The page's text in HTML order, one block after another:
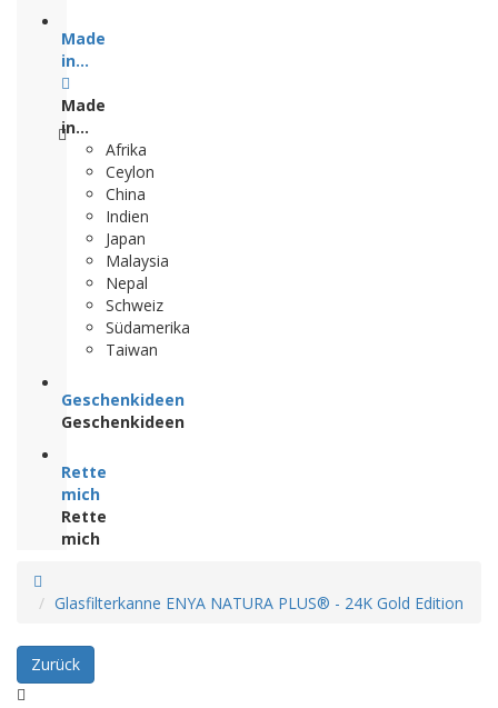
Made
in...
Made
in...
Afrika
Ceylon
China
Indien
Japan
Malaysia
Nepal
Schweiz
Südamerika
Taiwan
Geschenkideen
Geschenkideen
Rette
mich
Rette
mich
Glasfilterkanne ENYA NATURA PLUS® - 24K Gold Edition
Zurück